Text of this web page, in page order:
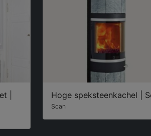
|
Hoge speksteenkachel |
Scan